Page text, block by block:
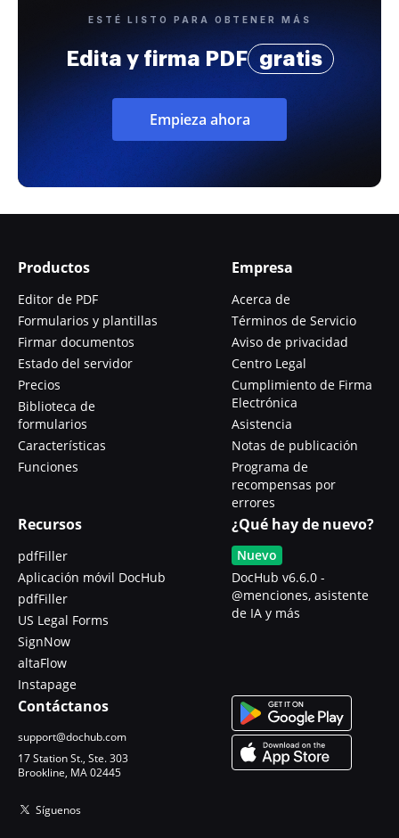
ESTÉ LISTO PARA OBTENER MÁS
Edita y firma PDF gratis
Empieza ahora
Productos
Editor de PDF
Formularios y plantillas
Firmar documentos
Estado del servidor
Precios
Biblioteca de
formularios
Características
Funciones
Empresa
Acerca de
Términos de Servicio
Aviso de privacidad
Centro Legal
Cumplimiento de Firma
Electrónica
Asistencia
Notas de publicación
Programa de
recompensas por
errores
Recursos
pdfFiller
Aplicación móvil DocHub
pdfFiller
US Legal Forms
SignNow
altaFlow
Instapage
¿Qué hay de nuevo?
Nuevo
DocHub v6.6.0 -
@menciones, asistente
de IA y más
Contáctanos
support@dochub.com
17 Station St., Ste. 303
Brookline, MA 02445
Síguenos